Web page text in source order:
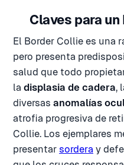
Claves para
El Border Collie es una
pero presenta
salud que todo
la displasia de cadera,
diversas anomalías
atrofia progresiva de
Collie. Los ejemplares
presentar sordera y